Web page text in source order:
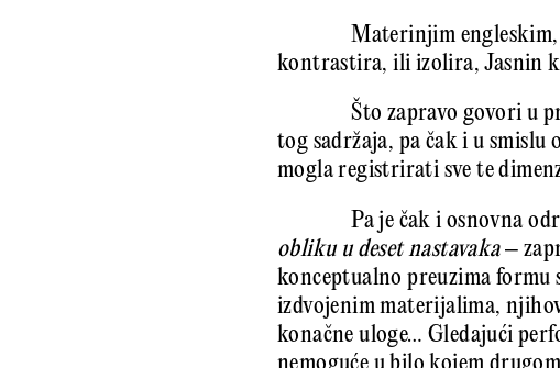
Materinjim engleskim,
kontrastira, ili izolira, Jasnin
Što zapravo govori u
tog sadržaja, pa čak i u
mogla registrirati sve te
Pa je čak i osnovna
obliku u deset nastavaka–
konceptualno preuzima formu
izdvojenim materijalima,
konačne uloge… Gledajući